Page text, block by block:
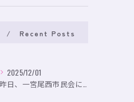
Recent Posts
2025/12/01
昨日、一宮尾西市民会にて、のいり主催のイベントにお出かけして...